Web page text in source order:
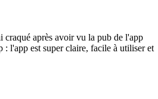
craqué après avoir vu la pub de l'app
: l'app est super claire, facile à utiliser et